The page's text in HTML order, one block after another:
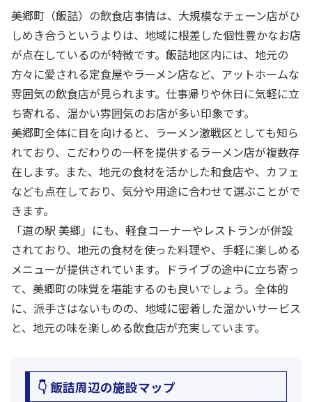
美郷町（飯詰）の飲食店事情は、大規模なチェーン店がひ
しめき合うというよりは、地域に根差した個性豊かなお店
が点在しているのが特徴です。飯詰地区内には、地元の
方々に愛される定食屋やラーメン店など、アットホームな
雰囲気の飲食店が見られます。仕事帰りや休日に気軽に立
ち寄れる、温かい雰囲気のお店が多い印象です。
美郷町全体に目を向けると、ラーメン激戦区としても知ら
れており、こだわりの一杯を提供するラーメン店が複数存
在します。また、地元の食材を活かした和食店や、カフェ
なども点在しており、気分や用途に合わせて選ぶことがで
きます。
「道の駅 美郷」にも、軽食コーナーやレストランが併設
されており、地元の食材を使った料理や、手軽に楽しめる
メニューが提供されています。ドライブの途中に立ち寄っ
て、美郷町の味覚を堪能するのも良いでしょう。全体的
に、派手さはないものの、地域に密着した温かいサービス
と、地元の味を楽しめる飲食店が充実しています。
👇 飯詰周辺の施設マップ